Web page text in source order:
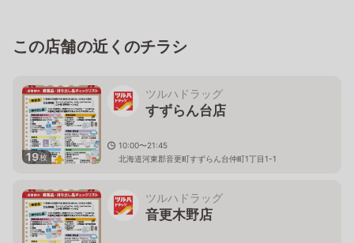
この店舗の近くのチラシ
19枚
ツルハドラッグ
すずらん台店
10:00〜21:45
北海道河東郡音更町すずらん台仲町1丁目1-1
ツルハドラッグ
音更木野店